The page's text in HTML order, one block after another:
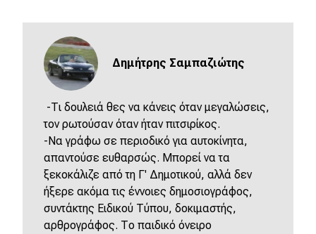
Δημήτρης Σαμπαζιώτης
-Τι δουλειά θες να κάνεις όταν μεγαλώσεις,
τον ρωτούσαν όταν ήταν πιτσιρίκος.
-Να γράφω σε περιοδικό για αυτοκίνητα,
απαντούσε ευθαρσώς. Μπορεί να τα
ξεκοκάλιζε από τη Γ' Δημοτικού, αλλά δεν
ήξερε ακόμα τις έννοιες δημοσιογράφος,
συντάκτης Ειδικού Τύπου, δοκιμαστής,
αρθρογράφος. Το παιδικό όνειρο